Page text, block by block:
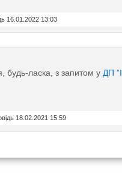
16.01.2022 13:03
будь-ласка, з запитом у ДП
18.02.2021 15:59